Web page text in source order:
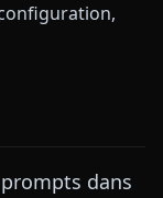
dans